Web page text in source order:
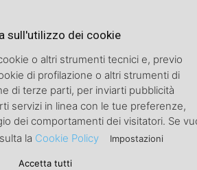
La teoria del divertimento
sull'utilizzo dei cookie
o altri strumenti tecnici e, previo
di profilazione o altri strumenti di
di terze parti, per inviarti pubblicità
servizi in linea con le tue preferenze,
dei comportamenti dei visitatori. Se
la Cookie Policy Impostazioni
Accetta tutti